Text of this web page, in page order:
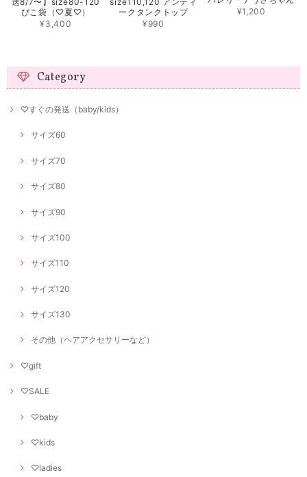
ぴこ袋（♡夏♡）
¥3,400
ークタンクトップ
¥990
¥1,200
Category
♡すぐの発送（baby/kids）
サイズ60
サイズ70
サイズ80
サイズ90
サイズ100
サイズ110
サイズ120
サイズ130
その他（ヘアアクセサリーなど）
♡gift
♡SALE
♡baby
♡kids
♡ladies